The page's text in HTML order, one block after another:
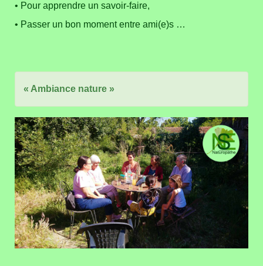
• Pour apprendre un savoir-faire,
• Passer un bon moment entre ami(e)s …
« Ambiance nature »